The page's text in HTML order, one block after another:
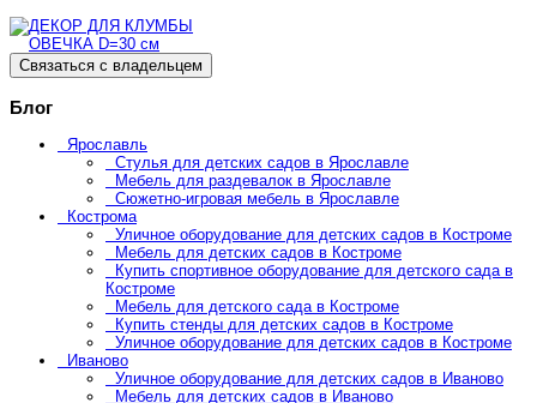
Связаться с владельцем
Блог
Ярославль
Стулья для детских садов в Ярославле
Мебель для раздевалок в Ярославле
Сюжетно-игровая мебель в Ярославле
Кострома
Уличное оборудование для детских садов в Костроме
Мебель для детских садов в Костроме
Купить спортивное оборудование для детского сада в
Костроме
Мебель для детского сада в Костроме
Купить стенды для детских садов в Костроме
Уличное оборудование для детских садов в Костроме
Иваново
Уличное оборудование для детских садов в Иваново
Мебель для детских садов в Иваново